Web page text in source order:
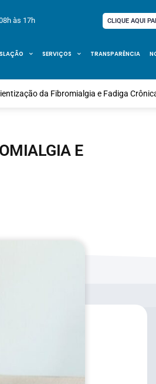
às 17h CLIQUE AQUI
SERVIÇOS TRANSPARÊNCIA
da Fibromialgia e Fadiga
E